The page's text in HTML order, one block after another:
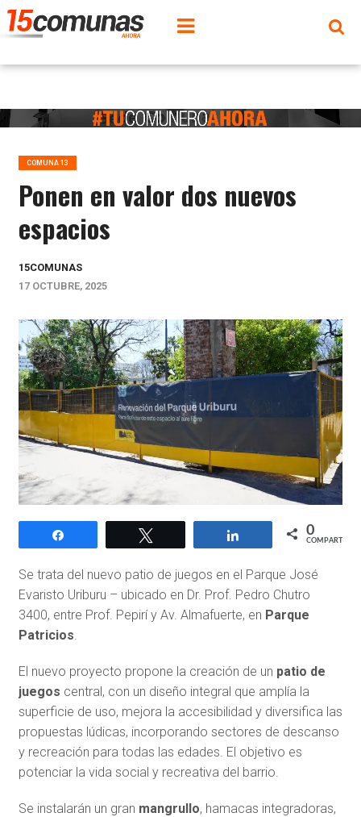
COMUNA 13
Ponen en valor dos nuevos
espacios
15COMUNAS
17 OCTUBRE, 2025
Compartir 0
COMPARTIR
Se trata del nuevo patio de juegos en el Parque José
Evaristo Uriburu – ubicado en Dr. Prof. Pedro Chutro
3400, entre Prof. Pepirí y Av. Almafuerte, en Parque
Patricios
El nuevo proyecto propone la creación de un patio de
juegos central, con un diseño integral que amplía la
superficie de uso, mejora la accesibilidad y diversifica las
propuestas lúdicas, incorporando sectores de descanso
y recreación para todas las edades. El objetivo es
potenciar la vida social y recreativa del barrio.
Se instalarán un gran mangrullo, hamacas integradoras,